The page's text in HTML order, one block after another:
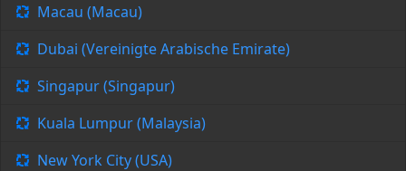
Macau (Macau)
Dubai (Vereinigte Arabische Emirate)
Singapur (Singapur)
Kuala Lumpur (Malaysia)
New York City (USA)